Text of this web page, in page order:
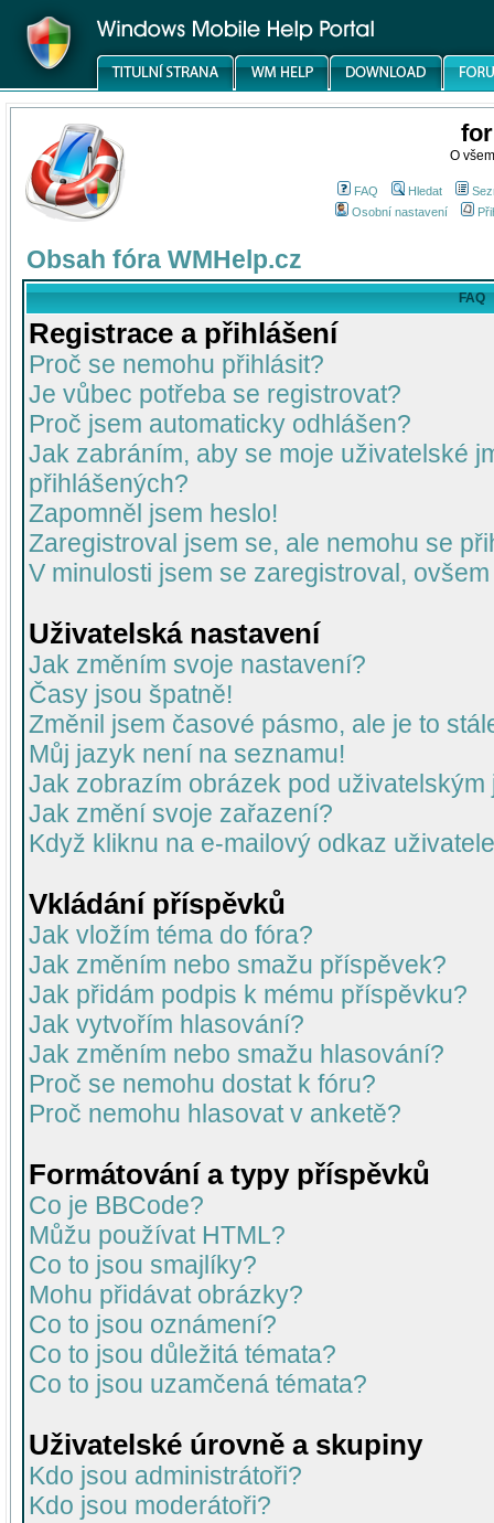
O
FAQ Hledat
Osobní nastavení
Obsah fóra WMHelp.cz
FAQ
Registrace a přihlášení
Proč se nemohu přihlásit?
Je vůbec potřeba se registrovat?
Proč jsem automaticky odhlášen?
Jak zabráním, aby se moje uživatelské
přihlášených?
Zapomněl jsem heslo!
Zaregistroval jsem se, ale nemohu se
V minulosti jsem se zaregistroval,
Uživatelská nastavení
Jak změním svoje nastavení?
Časy jsou špatně!
Změnil jsem časové pásmo, ale je to
Můj jazyk není na seznamu!
Jak zobrazím obrázek pod uživatelským
Jak změní svoje zařazení?
Když kliknu na e-mailový odkaz
Vkládání příspěvků
Jak vložím téma do fóra?
Jak změním nebo smažu příspěvek?
Jak přidám podpis k mému příspěvku?
Jak vytvořím hlasování?
Jak změním nebo smažu hlasování?
Proč se nemohu dostat k fóru?
Proč nemohu hlasovat v anketě?
Formátování a typy příspěvků
Co je BBCode?
Můžu používat HTML?
Co to jsou smajlíky?
Mohu přidávat obrázky?
Co to jsou oznámení?
Co to jsou důležitá témata?
Co to jsou uzamčená témata?
Uživatelské úrovně a skupiny
Kdo jsou administrátoři?
Kdo jsou moderátoři?